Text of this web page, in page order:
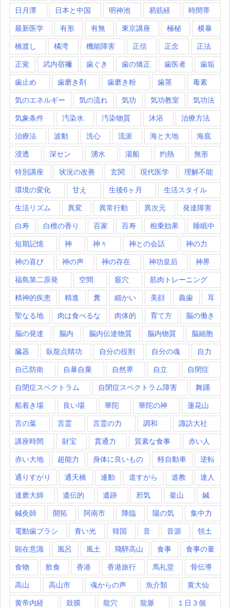
日月潭 日本と中国 明神池 易筋経 時間帯
最新医学 有形 有無 東京講座 極秘 横暴
橋渡し 橘湾 機能障害 正信 正念 正法
正覚 武内宿禰 歯ぐき 歯の矯正 歯医者 歯垢
歯止め 歯磨き剤 歯磨き粉 歯茎 毒素
気のエネルギー 気の流れ 気功 気功教室 気功法
気象条件 汚染水 汚染物質 沐浴 治療方法
治療法 波動 洗心 流派 海と大地 海底
浸透 深セン 湧水 湯船 灼熱 無形
特別講座 状況の改善 玄関 現代医学 理解不能
環境の変化 甘え 生後6ヶ月 生活スタイル
生活リズム 異変 異常行動 異次元 発達障害
白寿 白檀の香り 百家 百寿 相乗効果 睡眠中
短期記憶 神 神々 神との会話 神の力
神の喜び 神の声 神の存在 神功皇后 神界
福島第二原発 空間 竅穴 筋肉トレーニング
精神的疾患 精進 糞 細かい 美顔 義歯 耳
聖なる地 肉は食べるな 肉体的 育て方 脳の働き
脳の発達 脳内 脳内伝達物質 脳内物質 脳細胞
臓器 臥龍点睛功 自分の役割 自分の魂 自力
自己防衛 自暴自棄 自然界 自立 自閉症
自閉症スペクトラム 自閉症スペクトラム障害 舞踊
船着き場 良い場 華陀 華陀の神 蓮花山
言の葉 言霊 言霊の力 調和 諏訪大社
講座時間 財宝 貫通力 質素な食事 赤い人
赤い大地 超能力 身体に良いもの 軽自動車 逆転
通りすがり 通天橋 連動 道すがら 道教 達人
達磨大師 遺伝的 遺跡 邪気 釜山 鍼
鍼灸師 開拓 阿南市 降臨 陽の気 集中力
電動歯ブラシ 青い光 韓国 音 音源 領土
顕在意識 風呂 風土 飛騨高山 食事 食事の量
食物 飲食 香港 香港旅行 馬礼堂 骨伝導
高山 高山市 魂からの声 魚介類 黄大仙
黄帝内経 鼓膜 龍穴 龍脈 １日３個